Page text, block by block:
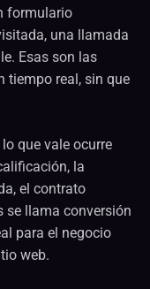
formulario
una llamada
Esas son las
tiempo real, sin que
que vale ocurre
la
el contrato
se llama conversión
para el negocio
web.